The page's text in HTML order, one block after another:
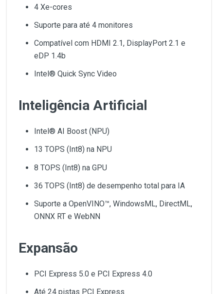
4 Xe-cores
Suporte para até 4 monitores
Compatível com HDMI 2.1, DisplayPort 2.1 e
eDP 1.4b
Intel® Quick Sync Video
Inteligência Artificial
Intel® AI Boost (NPU)
13 TOPS (Int8) na NPU
8 TOPS (Int8) na GPU
36 TOPS (Int8) de desempenho total para IA
Suporte a OpenVINO™, WindowsML, DirectML,
ONNX RT e WebNN
Expansão
PCI Express 5.0 e PCI Express 4.0
Até 24 pistas PCI Express